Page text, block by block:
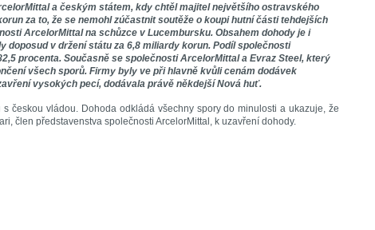
a českým státem, kdy chtěl majitel největšího ostravského
za to, že se nemohl zúčastnit soutěže o koupi hutní části tehdejších
ArcelorMittal na schůzce v Lucembursku. Obsahem dohody je i
doposud v držení státu za 6,8 miliardy korun. Podíl společnosti
procenta. Současně se společnosti ArcelorMittal a Evraz Steel, který
všech sporů. Firmy byly ve při hlavně kvůli cenám dodávek
vysokých pecí, dodávala právě někdejší Nová huť.
českou vládou. Dohoda odkládá všechny spory do minulosti a ukazuje, že
člen představenstva společnosti ArcelorMittal, k uzavření dohody.